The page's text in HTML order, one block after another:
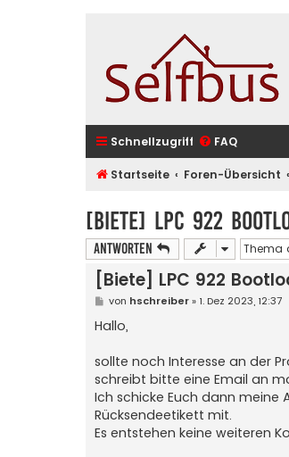
Schnellzugriff FAQ
Startseite Foren-Übersicht
[Biete] LPC 922
Antworten
[Biete] LPC 922
B
i
t
a
g
von hschreiber» 1. Dez 2023, 12:37
Hallo,
sollte noch Interesse an der
schreibt bitte eine Email an
Ich schicke Euch dann meine
Rücksendeetikett mit.
Es entstehen keine weiteren